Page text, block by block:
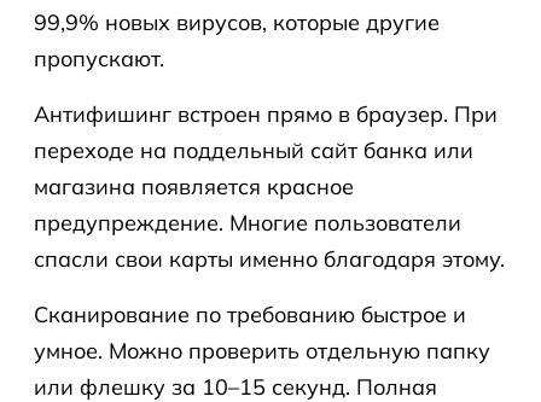
99,9% новых вирусов, которые другие
пропускают.
Антифишинг встроен прямо в браузер. При
переходе на поддельный сайт банка или
магазина появляется красное
предупреждение. Многие пользователи
спасли свои карты именно благодаря этому.
Сканирование по требованию быстрое и
умное. Можно проверить отдельную папку
или флешку за 10–15 секунд. Полная